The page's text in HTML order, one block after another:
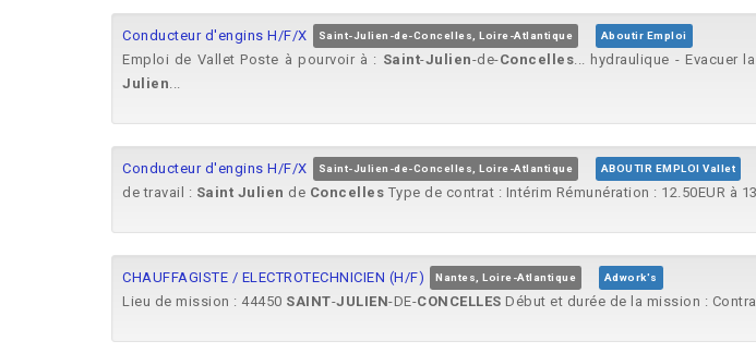
Conducteur d'engins H/F/X Saint-Julien-de-Concelles, Loire-Atlantique Aboutir Emploi
Emploi de Vallet Poste à pourvoir à : Saint-Julien-de-Concelles... hydraulique - Evacuer
Julien...
Conducteur d'engins H/F/X Saint-Julien-de-Concelles, Loire-Atlantique ABOUTIR EMPLOI Vallet
de travail : Saint Julien de Concelles Type de contrat : Intérim Rémunération : 12.50EUR à
CHAUFFAGISTE / ELECTROTECHNICIEN (H/F) Nantes, Loire-Atlantique Adwork's
Lieu de mission : 44450 SAINT-JULIEN-DE-CONCELLES Début et durée de la mission :